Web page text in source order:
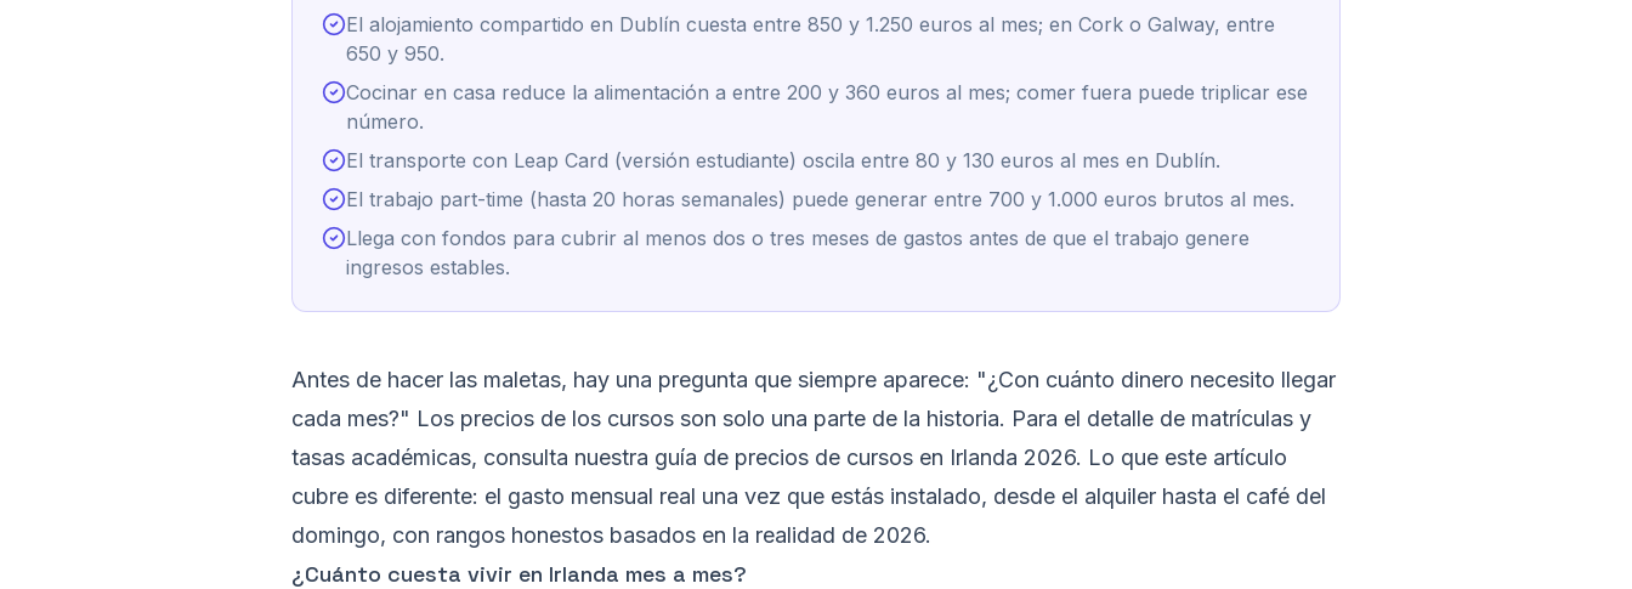
El alojamiento compartido en Dublín cuesta entre 850 y 1.250 euros al mes; en Cork o Galway, entre
650 y 950.
Cocinar en casa reduce la alimentación a entre 200 y 360 euros al mes; comer fuera puede triplicar ese
número.
El transporte con Leap Card (versión estudiante) oscila entre 80 y 130 euros al mes en Dublín.
El trabajo part-time (hasta 20 horas semanales) puede generar entre 700 y 1.000 euros brutos al mes.
Llega con fondos para cubrir al menos dos o tres meses de gastos antes de que el trabajo genere
ingresos estables.
Antes de hacer las maletas, hay una pregunta que siempre aparece: "¿Con cuánto dinero necesito llegar
cada mes?" Los precios de los cursos son solo una parte de la historia. Para el detalle de matrículas y
tasas académicas, consulta nuestra guía de precios de cursos en Irlanda 2026. Lo que este artículo
cubre es diferente: el gasto mensual real una vez que estás instalado, desde el alquiler hasta el café del
domingo, con rangos honestos basados en la realidad de 2026.
¿Cuánto cuesta vivir en Irlanda mes a mes?